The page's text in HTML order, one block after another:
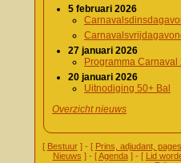
5 februari 2026
27 januari 2026
Programma Carnaval
20 januari 2026
Uitnodiging 50+ Bal
Overzicht nieuws
[ Bestuur] - [ Prins, adjudant,
Nieuws ] - [Agenda] - [ Lid